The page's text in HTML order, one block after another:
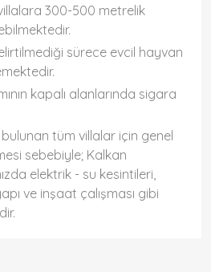
villalara 300-500 metrelik
sürece evcil hayvan
kapalı alanlarında sigara
tüm villalar için genel
sebebiyle; Kalkan
elektrik - su kesintileri,
ve inşaat çalışması gibi